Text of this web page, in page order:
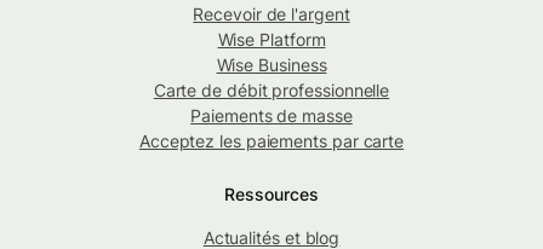
Recevoir de l'argent
Wise Platform
Wise Business
Carte de débit professionnelle
Paiements de masse
Acceptez les paiements par carte
Ressources
Actualités et blog